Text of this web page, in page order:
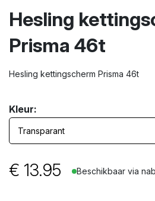
Hesling
Prisma 46t
Hesling kettingscherm Prisma 46t
Kleur:
€ 13.95 Beschikbaar via